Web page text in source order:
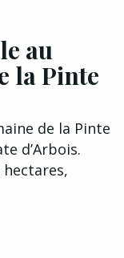
au
la Pinte
de la Pinte
d’Arbois.
hectares,